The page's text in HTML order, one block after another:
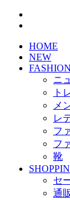
HOME
NEW
FASHION
ニ
ト
メ
レ
フ
フ
靴
セ
通